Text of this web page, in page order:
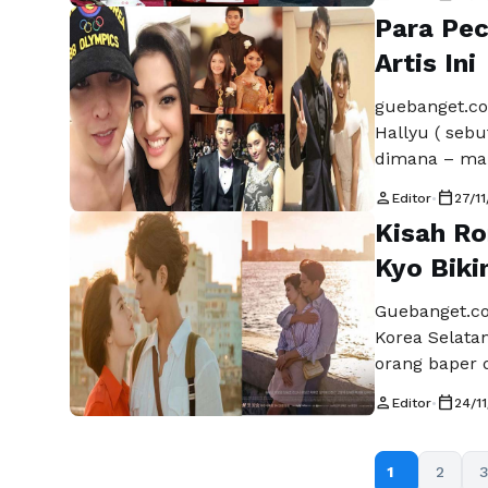
hanya di
kan kalua
Para
Artis Ini
Hallyu (
dimana –
mengikuti
cenderung
person Editor• calendar_today 27/
Kisah
Kyo
Korea
orang baper
dimana
dalam
person Editor• calendar_today 24/
1 2 3